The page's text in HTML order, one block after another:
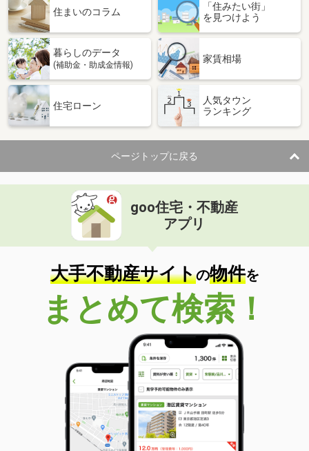
住まいのコラム
「住みたい街」
を見つけよう
暮らしのデータ
(補助金・助成金情報)
家賃相場
住宅ローン
人気タウン
ランキング
ページトップに戻る
goo住宅・不動産
アプリ
大手不動産サイトの物件を
まとめて検索！